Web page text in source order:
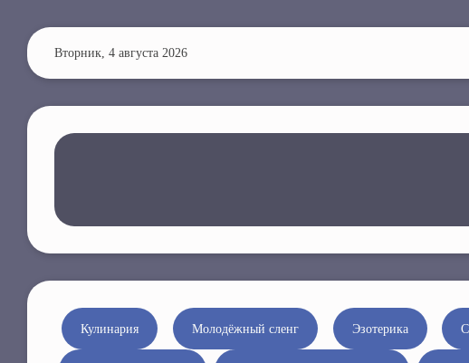
е
р
й
т
с
в
Вторник, 4 августа 2026
Кулинария Молодёжный сленг Эзотерика